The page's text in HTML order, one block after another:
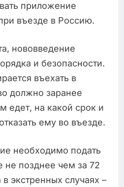
приложение
въезде в Россию.
нововведение
и безопасности.
въехать в
должно заранее
едет, на какой срок и
ему во въезде.
необходимо подать
не позднее чем за 72
экстренных случаях –